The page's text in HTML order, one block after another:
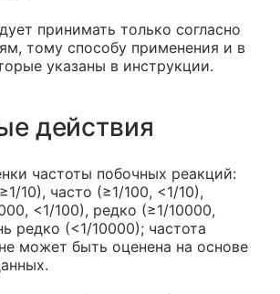
принимать только согласно
тому способу применения и в
указаны в инструкции.
действия
частоты побочных реакций:
10), часто (≥1/100, <1/10),
<1/100), редко (≥1/10000,
редко (<1/10000); частота
может быть оценена на основе